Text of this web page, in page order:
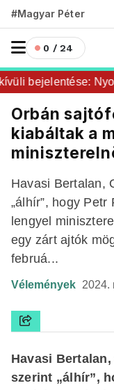
#Magyar Péter
0 / 24
bejelentése:
Orbán
kiabáltak a
Havasi Bertalan,
„álhír”, hogy
lengyel
egy zárt ajtók
februá...
Vélemények 2024.
Havasi
szerint „álhír”,